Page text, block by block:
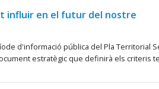
influir en el futur del nostre
d'informació pública del Pla Territorial
estratègic que definirà els criteris